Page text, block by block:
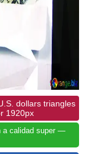
dollars triangles
1920px
a calidad super —